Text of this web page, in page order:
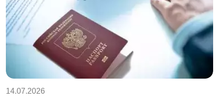
14.07.2026